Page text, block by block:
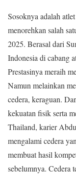
Sosoknya adalah
menorehkan salah
2025. Berasal dari
Indonesia di cabang
Prestasinya meraih
Namun melainkan
cedera, keraguan.
kekuatan fisik serta
Thailand, karier
mengalami cedera
membuat hasil
sebelumnya. Cedera